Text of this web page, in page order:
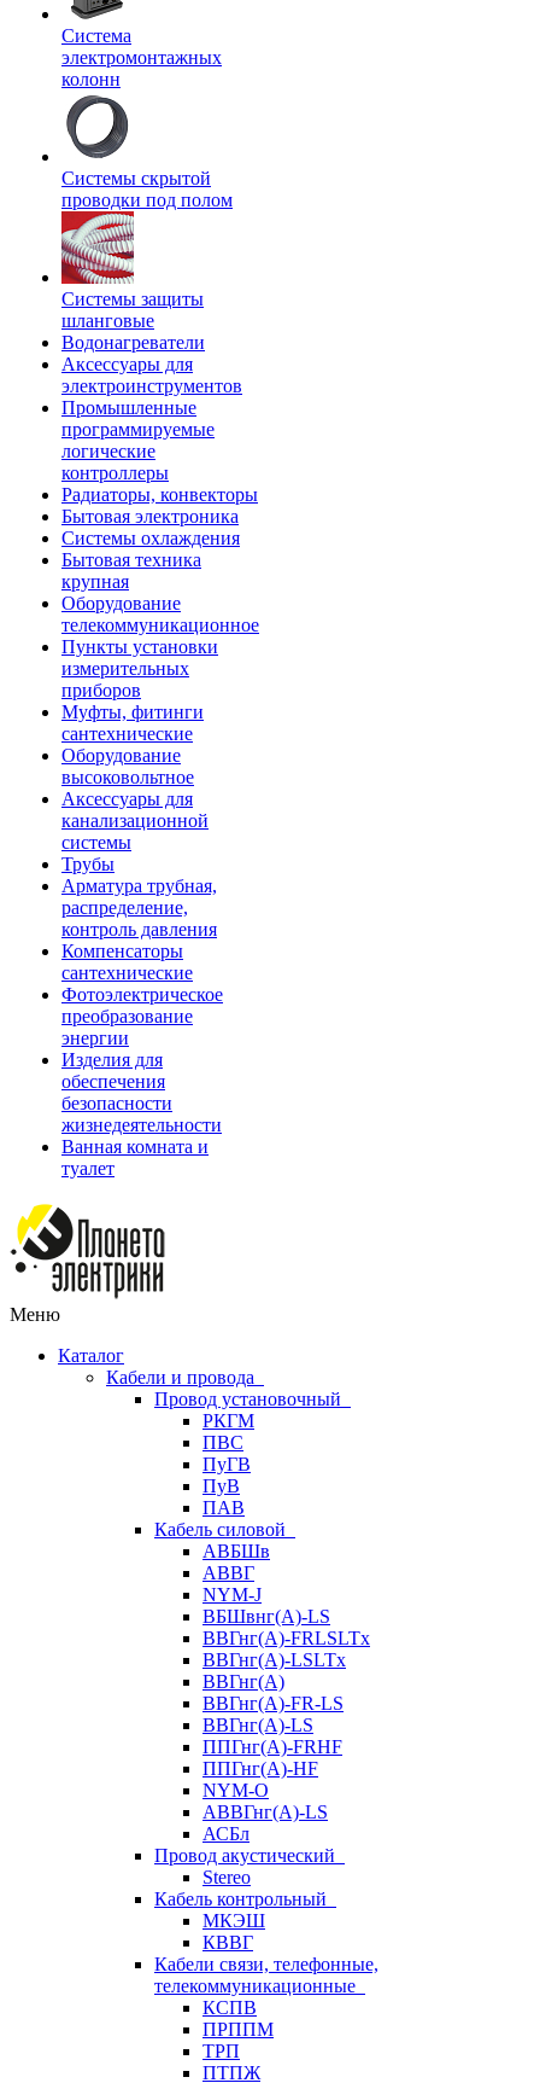
Система
электромонтажных
колонн
Системы скрытой
проводки под полом
Системы защиты
шланговые
Водонагреватели
Аксессуары для
электроинструментов
Промышленные
программируемые
логические
контроллеры
Радиаторы, конвекторы
Бытовая электроника
Системы охлаждения
Бытовая техника
крупная
Оборудование
телекоммуникационное
Пункты установки
измерительных
приборов
Муфты, фитинги
сантехнические
Оборудование
высоковольтное
Аксессуары для
канализационной
системы
Трубы
Арматура трубная,
распределение,
контроль давления
Компенсаторы
сантехнические
Фотоэлектрическое
преобразование
энергии
Изделия для
обеспечения
безопасности
жизнедеятельности
Ванная комната и
туалет
Меню
Каталог
Кабели и провода
Провод установочный
РКГМ
ПВС
ПуГВ
ПуВ
ПАВ
Кабель силовой
АВБШв
АВВГ
NYM-J
ВБШвнг(А)-LS
ВВГнг(A)-FRLSLTx
ВВГнг(A)-LSLTx
ВВГнг(А)
ВВГнг(А)-FR-LS
ВВГнг(А)-LS
ППГнг(А)-FRHF
ППГнг(А)-HF
NYM-O
АВВГнг(А)-LS
АСБл
Провод акустический
Stereo
Кабель контрольный
МКЭШ
КВВГ
Кабели связи, телефонные,
телекоммуникационные
КСПВ
ПРППМ
ТРП
ПТПЖ